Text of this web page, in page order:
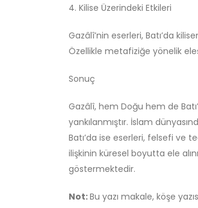
4. Kilise Üzerindeki Etkileri
Gazâlî’nin eserleri, Batı’da
Özellikle metafiziğe yönelik
Sonuç
Gazâlî, hem Doğu hem de
yankılanmıştır. İslam
Batı’da ise eserleri, felsefi ve
ilişkinin küresel boyutta ele
göstermektedir.
Not:Bu yazı makale, köşe